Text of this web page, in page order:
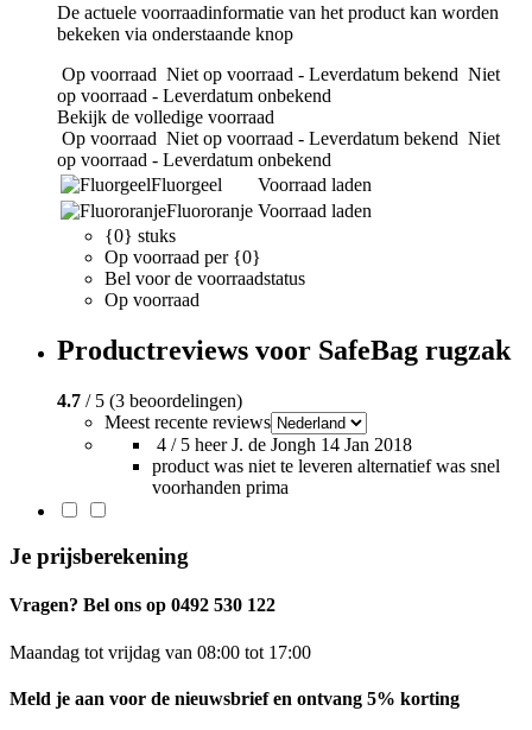
De actuele voorraadinformatie van het product kan worden
bekeken via onderstaande knop
Op voorraad Niet op voorraad - Leverdatum bekend Niet
op voorraad - Leverdatum onbekend
Bekijk de volledige voorraad
Op voorraad Niet op voorraad - Leverdatum bekend Niet
op voorraad - Leverdatum onbekend
Fluorgeel
Voorraad laden
Fluororanje Voorraad laden
{0} stuks
Op voorraad per {0}
Bel voor de voorraadstatus
Op voorraad
Productreviews voor SafeBag rugzak
4.7 / 5 (3 beoordelingen)
Meest recente reviews
4 / 5 heer J. de Jongh 14 Jan 2018
product was niet te leveren alternatief was snel
voorhanden prima
Je prijsberekening
Vragen? Bel ons op 0492 530 122
Maandag tot vrijdag van 08:00 tot 17:00
Meld je aan voor de nieuwsbrief en ontvang 5% korting